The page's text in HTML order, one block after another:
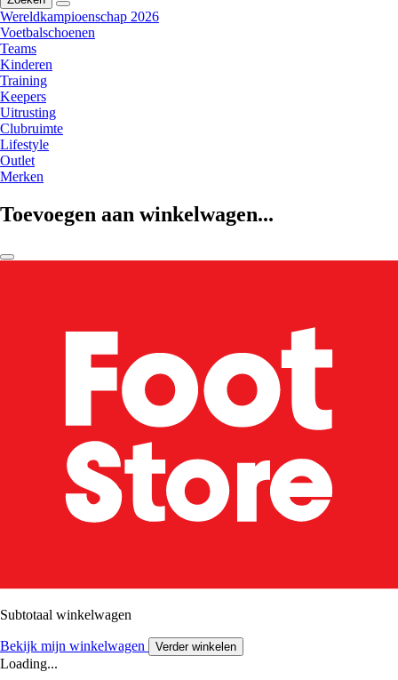
Wereldkampioenschap 2026
Voetbalschoenen
Teams
Kinderen
Training
Keepers
Uitrusting
Clubruimte
Lifestyle
Outlet
Merken
Toevoegen aan winkelwagen...
Subtotaal winkelwagen
Bekijk mijn winkelwagen Verder winkelen
Loading...